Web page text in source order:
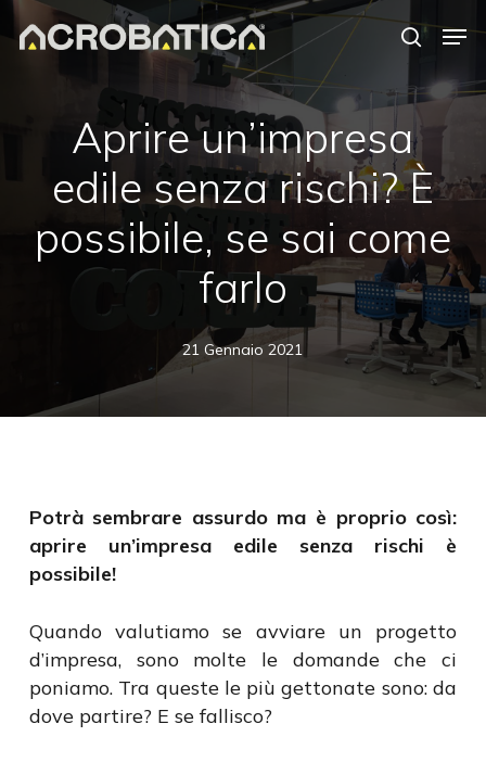
Skip
Aprire un’impresa
edile senza rischi? È
possibile, se sai come
farlo
21 Gennaio 2021
Potrà sembrare assurdo ma è proprio così:
aprire un’impresa edile senza rischi è
possibile!
Quando valutiamo se avviare un progetto
d’impresa, sono molte le domande che ci
poniamo. Tra queste le più gettonate sono: da
dove partire? E se fallisco?
Menu